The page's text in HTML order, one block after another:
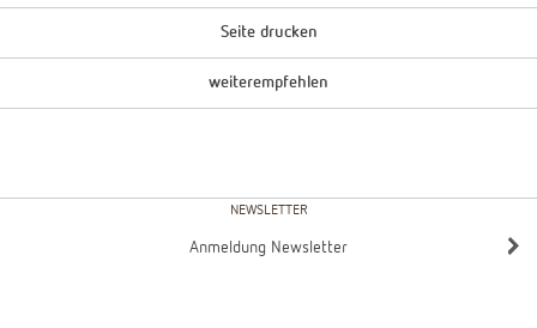
Seite drucken
weiterempfehlen
NEWSLETTER
Anmeldung Newsletter